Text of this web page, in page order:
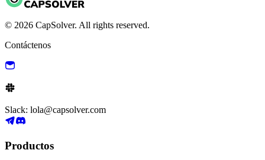
© 2026 CapSolver. All rights reserved.
Contáctenos
Slack: lola@capsolver.com
Productos